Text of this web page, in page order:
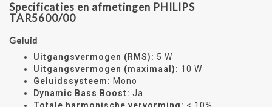
Specificaties en afmetingen PHILIPS
TAR5600/00
Geluid
Uitgangsvermogen (RMS): 5 W
Uitgangsvermogen (maximaal): 10 W
Geluidssysteem: Mono
Dynamic Bass Boost: Ja